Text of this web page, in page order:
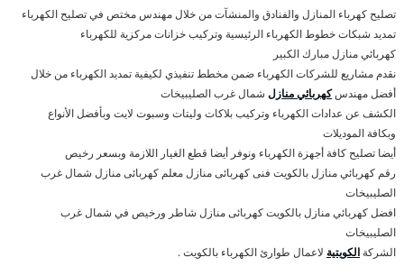
تصليح كهرباء المنازل والفنادق والمنشآت من خلال مهندس مختص في تصليح الكهرباء
تمديد شبكات خطوط الكهرباء الرئيسية وتركيب خزانات مركزية للكهرباء
كهربائي منازل مبارك الكبير
نقدم مشاريع للشركات الكهرباء ضمن مخطط تنفيذي لكيفية تمديد الكهرباء من خلال
أفضل مهندسكهربائي منازل شمال غرب الصليبيخات
الكشف عن عدادات الكهرباء وتركيب بلاكات وليتات وسبوت لايت وبأفضل الأنواع
وبكافة الموديلات
أيضا تصليح كافة أجهزة الكهرباء ونوفر أيضا قطع الغيار اللازمة وبسعر رخيص
رقم كهربائي منازل بالكويت فنى كهربائى منازل معلم كهربائى منازل شمال غرب
الصليبيخات
افضل كهربائي منازل بالكويت كهربائى منازل شاطر ورخيص في شمال غرب
الصليبيخات
الشركة الكويتية لاعمال طوارئ الكهرباء بالكويت .